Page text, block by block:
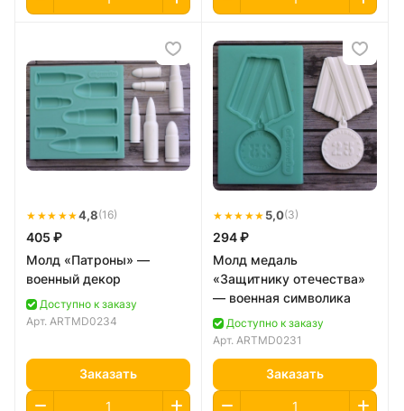
★★★★★4,8(16)
405 ₽
Молд «Патроны» —
военный декор
Доступно к заказу
Арт. ARTMD0234
Заказать
★★★★★ 5,0(3)
294 ₽
Молд медаль
«Защитнику отечества»
— военная символика
Доступно к заказу
Арт. ARTMD0231
Заказать